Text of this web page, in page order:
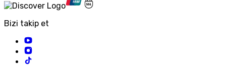
Bizi takip et